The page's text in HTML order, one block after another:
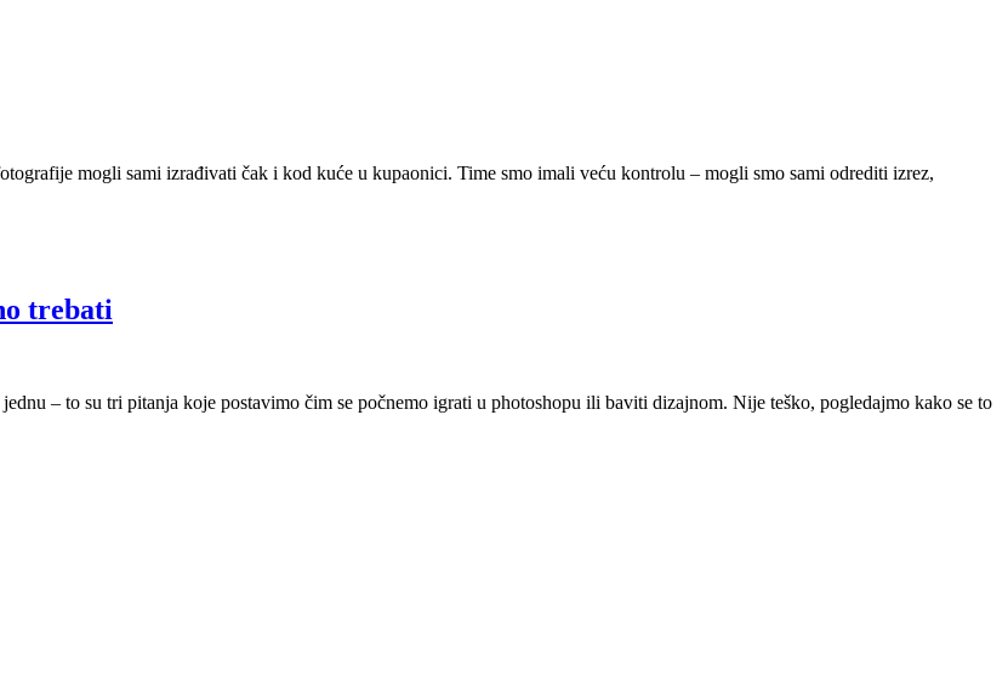
mogli sami izrađivati čak i kod kuće u kupaonici. Time smo imali veću kontrolu – mogli smo sami odrediti izrez,
trebati
– to su tri pitanja koje postavimo čim se počnemo igrati u photoshopu ili baviti dizajnom. Nije teško, pogledajmo kako se to